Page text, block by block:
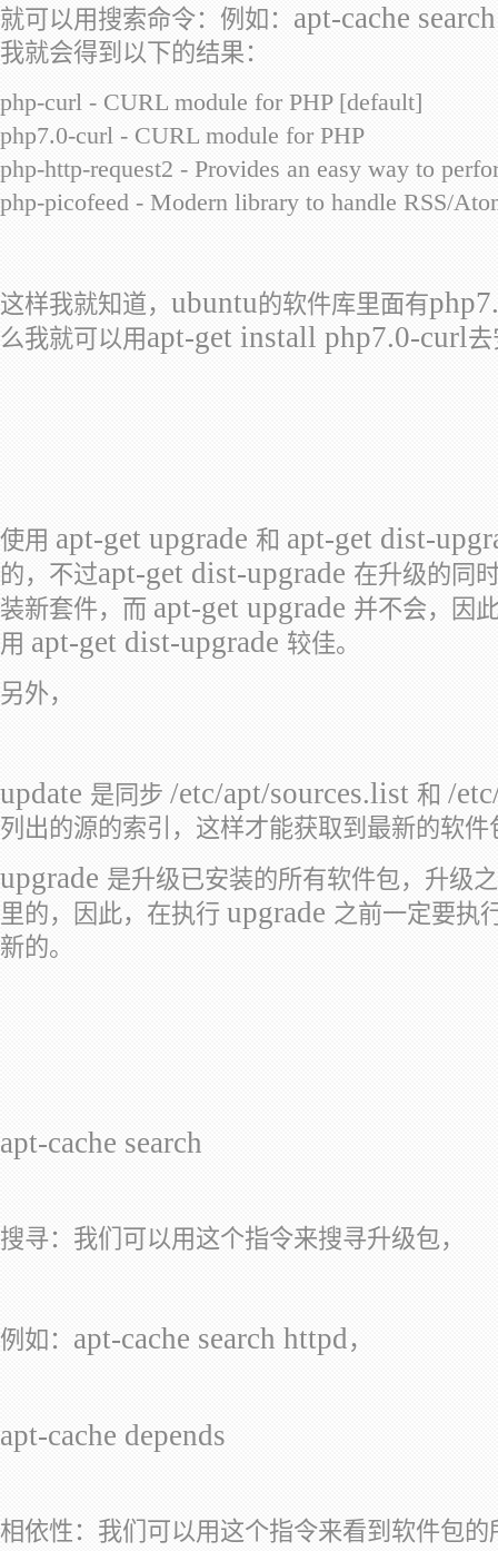
就可以用搜索命令：例如： apt-cache
我就会得到以下的结果：
php-curl - CURL module for PHP [default]
php7.0-curl - CURL module for PHP
php-http-request2 - Provides an easy way to
php-picofeed - Modern library to handle RSS/
这样我就知道， ubuntu的软件库里面有
么我就可以用apt-get install php7.0-curl
使用 apt-get upgrade 和 apt-get dist-
的，不过apt-get dist-upgrade 在升级的同
装新套件，而 apt-get upgrade 并不会，因
用 apt-get dist-upgrade 较佳。
另外，
update 是同步 /etc/apt/sources.list 和 /
列出的源的索引，这样才能获取到最新的软件
upgrade 是升级已安装的所有软件包，升级
里的，因此，在执行 upgrade 之前一定要执
新的。
apt-cache search
搜寻：我们可以用这个指令来搜寻升级包，
例如： apt-cache search httpd，
apt-cache depends
相依性：我们可以用这个指令来看到软件包